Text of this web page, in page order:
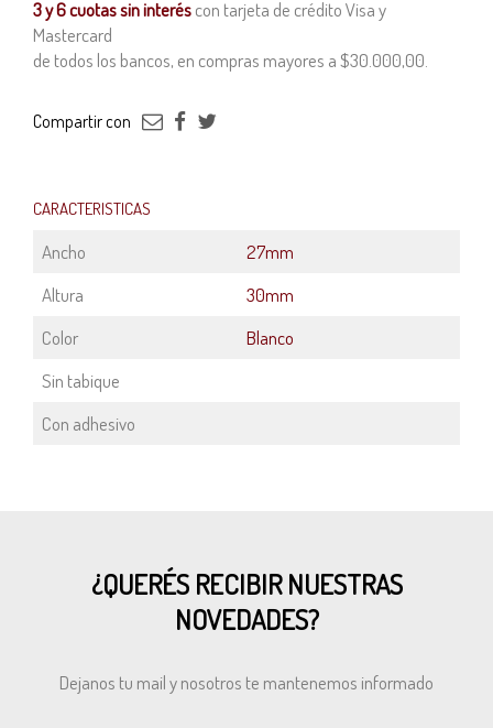
3 y 6 cuotas sin interéscon tarjeta de crédito Visa y
Mastercard
de todos los bancos, en compras mayores a $30.000,00.
Compartir con
CARACTERISTICAS
Ancho
27mm
Altura
30mm
Color
Blanco
Sin tabique
Con adhesivo
¿QUERÉS RECIBIR NUESTRAS
NOVEDADES?
Dejanos tu mail y nosotros te mantenemos informado